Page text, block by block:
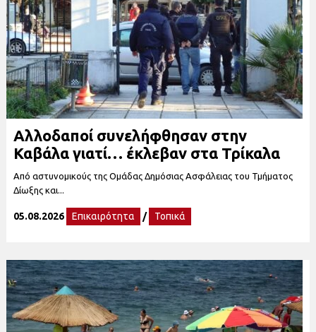
Αλλοδαποί συνελήφθησαν στην
Καβάλα γιατί… έκλεβαν στα Τρίκαλα
Από αστυνομικούς της Ομάδας Δημόσιας Ασφάλειας του Τμήματος
Δίωξης και...
05.08.2026 Επικαιρότητα / Τοπικά